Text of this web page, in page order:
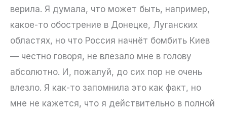
верила. Я думала, что может быть, например,
какое-то обострение в Донецке, Луганских
областях, но что Россия начнёт бомбить Киев
— честно говоря, не влезало мне в голову
абсолютно. И, пожалуй, до сих пор не очень
влезло. Я как-то запомнила это как факт, но
мне не кажется, что я действительно в полной